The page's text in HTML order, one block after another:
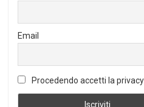
Email
Procedendo accetti la